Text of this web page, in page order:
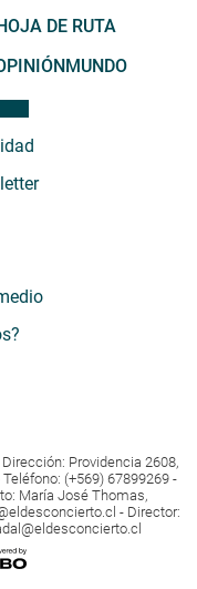
DE RUTA
MUNDO
Providencia 2608,
(+569) 67899269 -
María José Thomas,
- Director: